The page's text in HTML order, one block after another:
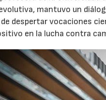
mantuvo un
despertar vocaciones
en la lucha contra